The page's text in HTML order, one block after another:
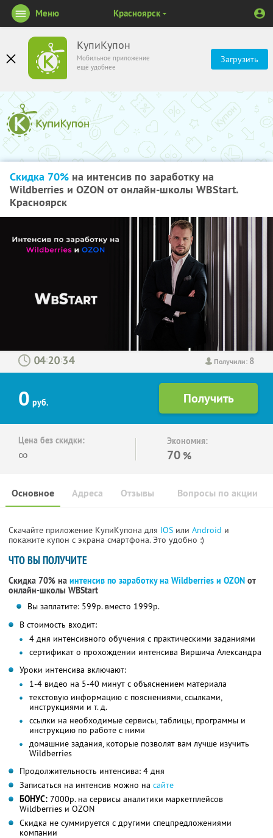
КупиКупон
Мобильное приложение
ещё удобнее
Загрузить
Меню Красноярск
Скидка 70% на интенсив по заработку на
Wildberries и OZON от онлайн-школы WBStart.
Красноярск
Получили: 8
: :
0 руб.
Цена без скидки:
∞
Экономия:
70 %
Основное Отзывы Вопросы по акции
Адреса
Скачайте приложение КупиКупона для IOS или Android и
покажите купон с экрана смартфона. Это удобно :)
ЧТО ВЫ ПОЛУЧИТЕ
Скидка 70% на интенсив по заработку на Wildberries и OZON от
онлайн-школы WBStart
Вы заплатите: 599р. вместо 1999р.
В стоимость входит:
4 дня интенсивного обучения с практическими заданиями
сертификат о прохождении интенсива Виршича Александра
Уроки интенсива включают:
1-4 видео на 5-40 минут с объяснением материала
текстовую информацию с пояснениями, ссылками,
инструкциями и т. д.
ссылки на необходимые сервисы, таблицы, программы и
инструкцию по работе с ними
домашние задания, которые позволят вам лучше изучить
Wildberries
Продолжительность интенсива: 4 дня
Записаться на интенсив можно на сайте
БОНУС: 7000р. на сервисы аналитики маркетплейсов
Wildberries и OZON
Скидка не суммируется с другими спецпредложениями
компании